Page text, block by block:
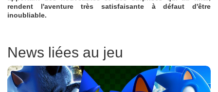
rendent l'aventure très satisfaisante à défaut d'être
inoubliable.
News liées au jeu